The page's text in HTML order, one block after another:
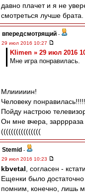
давно плачет и я не
смотреться лучше брата.
впередсмотрящий -
29 июл 2016 10:27
Klimen » 29 июл 2016
Мне игра понравилась.
Млииииин!
Человеку
Пойду настрою
Он мне вчера, зарррраза
((((((((((((((((
Stemid -
29 июл 2016 10:23
kbvetal , согласен -
Ещенки было
помним, конечно, лишь